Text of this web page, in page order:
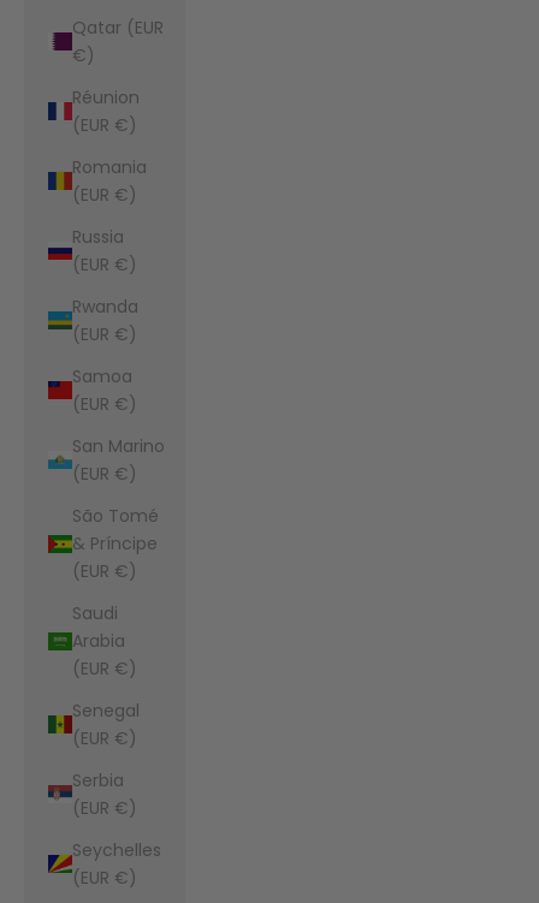
Qatar (EUR
€)
Réunion
(EUR €)
Romania
(EUR €)
Russia
(EUR €)
Rwanda
(EUR €)
Samoa
(EUR €)
San Marino
(EUR €)
São Tomé
& Príncipe
(EUR €)
Saudi
Arabia
(EUR €)
Senegal
(EUR €)
Serbia
(EUR €)
Seychelles
(EUR €)